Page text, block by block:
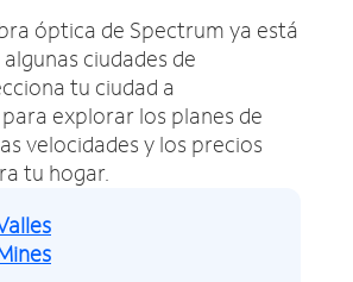
óptica de Spectrum ya está
ciudades de
tu ciudad a
explorar los planes de
velocidades y los precios
tu hogar.